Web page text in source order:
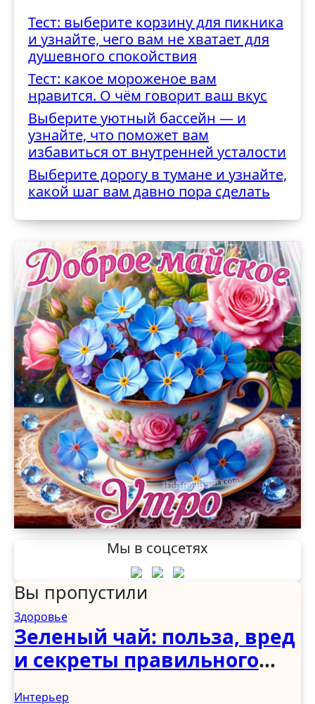
трудностями
Тест: выберите корзину для пикника
и узнайте, чего вам не хватает для
душевного спокойствия
Тест: какое мороженое вам
нравится. О чём говорит ваш вкус
Выберите уютный бассейн — и
узнайте, что поможет вам
избавиться от внутренней усталости
Выберите дорогу в тумане и узнайте,
какой шаг вам давно пора сделать
Мы в соцсетях
Вы пропустили
Здоровье
Зеленый чай: польза, вред
и секреты правильного
Интерьер